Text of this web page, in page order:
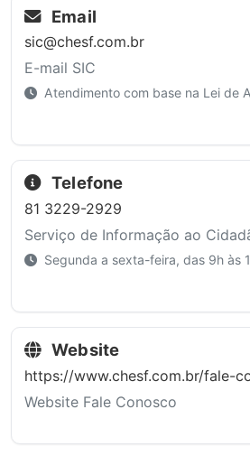
Email
sic@chesf.com.br
E-mail SIC
Atendimento com base na Lei de
Telefone
81 3229-2929
Serviço de Informação ao
Segunda a sexta-feira, das 9h às
Website
https://www.chesf.com.br/fale-
Website Fale Conosco